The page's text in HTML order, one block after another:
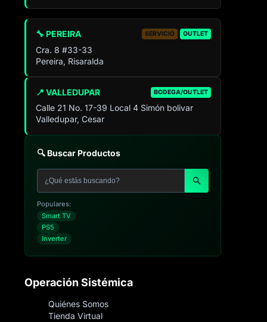
📍 VALLEDUPAR BODEGA/OUTLET
Calle 21 No. 17-39 Local 4 Simón bolivar
Valledupar, Cesar
🔧 PEREIRA SERVICIO OUTLET
Cra. 8 #33-33
Pereira, Risaralda
🔍 Buscar Productos
Populares:
Smart TV
PS5
Inverter
Operación Sistémica
Quiénes Somos
Tienda Virtual